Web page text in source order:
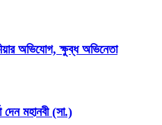
অভিযোগ, ক্ষুব্ধ অভিনেতা
দেন মহানবী (সা.)